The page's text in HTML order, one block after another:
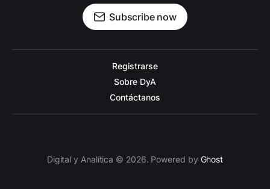
Subscribe now
Registrarse
Sobre DyA
Contáctanos
Digital y Analítica © 2026. Powered by Ghost